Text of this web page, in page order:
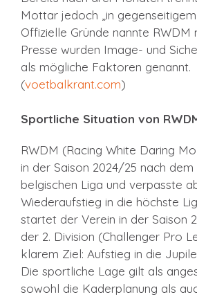
Mottar jedoch „in gegenseitigem
Offizielle Gründe nannte RWDM
Presse wurden Image- und
als mögliche Faktoren genannt.
(voetbalkrant.com)
Sportliche Situation von
RWDM (Racing White Daring
in der Saison 2024/25 nach dem
belgischen Liga und verpasste
Wiederaufstieg in die höchste
startet der Verein in der Saison
der 2. Division (Challenger Pro
klarem Ziel: Aufstieg in die
Die sportliche Lage gilt als
sowohl die Kaderplanung als